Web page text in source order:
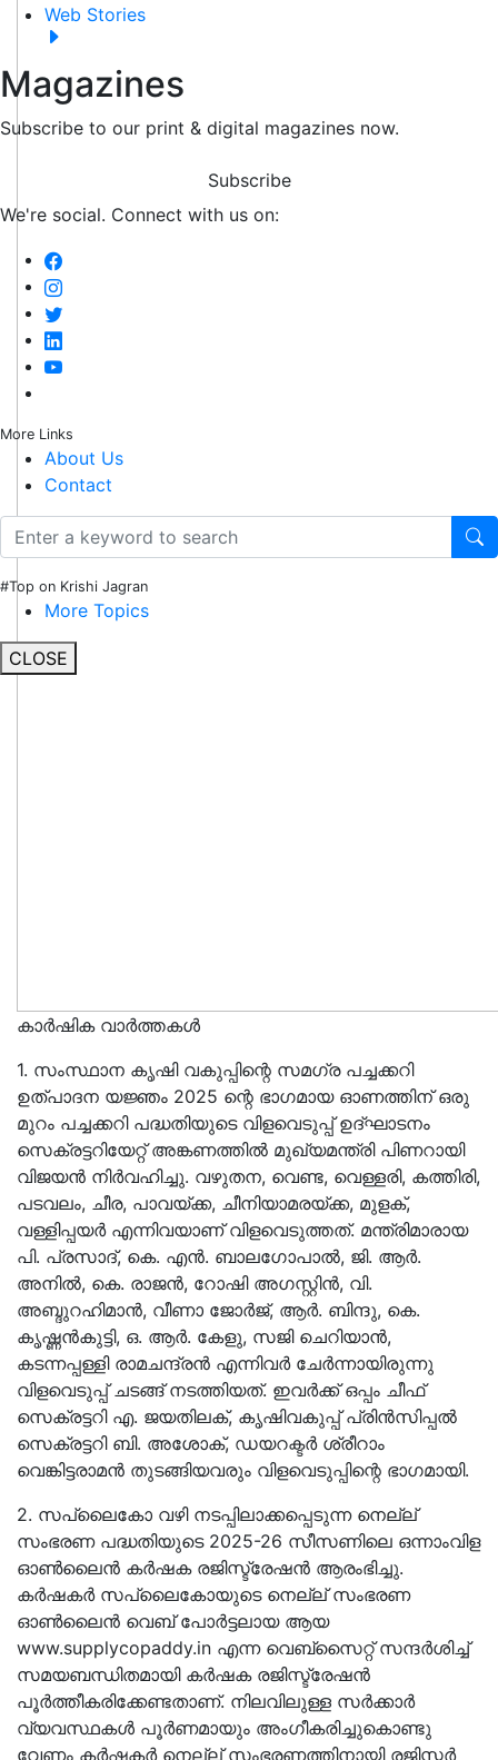
Web Stories
Magazines
Subscribe to our print & digital magazines now.
Subscribe
We're social. Connect with us on:
More Links
About Us
Contact
#Top on Krishi Jagran
More Topics
CLOSE
കാർഷിക വാർത്തകൾ
1. സംസ്ഥാന കൃഷി വകുപ്പിന്റെ സമഗ്ര പച്ചക്കറി
ഉത്പാദന യജ്ഞം 2025 ന്റെ ഭാഗമായ ഓണത്തിന് ഒരു
മുറം പച്ചക്കറി പദ്ധതിയുടെ വിളവെടുപ്പ് ഉദ്ഘാടനം
സെക്രട്ടറിയേറ്റ് അങ്കണത്തിൽ മുഖ്യമന്ത്രി പിണറായി
വിജയൻ നിർവഹിച്ചു. വഴുതന, വെണ്ട, വെള്ളരി, കത്തിരി,
പടവലം, ചീര, പാവയ്ക്ക, ചീനിയാമരയ്ക്ക, മുളക്,
വള്ളിപ്പയർ എന്നിവയാണ് വിളവെടുത്തത്. മന്ത്രിമാരായ
പി. പ്രസാദ്, കെ. എൻ. ബാലഗോപാൽ, ജി. ആർ.
അനിൽ, കെ. രാജൻ, റോഷി അഗസ്റ്റിൻ, വി.
അബ്ദുറഹിമാൻ, വീണാ ജോർജ്, ആർ. ബിന്ദു, കെ.
കൃഷ്ണൻകുട്ടി, ഒ. ആർ. കേളു, സജി ചെറിയാൻ,
കടന്നപ്പള്ളി രാമചന്ദ്രൻ എന്നിവർ ചേർന്നായിരുന്നു
വിളവെടുപ്പ് ചടങ്ങ് നടത്തിയത്. ഇവർക്ക് ഒപ്പം ചീഫ്
സെക്രട്ടറി എ. ജയതിലക്, കൃഷിവകുപ്പ് പ്രിൻസിപ്പൽ
സെക്രട്ടറി ബി. അശോക്, ഡയറക്ടർ ശ്രീറാം
വെങ്കിട്ടരാമൻ തുടങ്ങിയവരും വിളവെടുപ്പിന്റെ ഭാഗമായി.
2. സപ്ലൈകോ വഴി നടപ്പിലാക്കപ്പെടുന്ന നെല്ല്
സംഭരണ പദ്ധതിയുടെ 2025-26 സീസണിലെ ഒന്നാംവിള
ഓൺലൈൻ കർഷക രജിസ്ട്രേഷന്‍ ആരംഭിച്ചു.
കർഷകർ സപ്ലൈകോയുടെ നെല്ല് സംഭരണ
ഓൺലൈൻ വെബ് പോർട്ടലായ ആയ
www.supplycopaddy.in എന്ന വെബ്സൈറ്റ് സന്ദർശിച്ച്
സമയബന്ധിതമായി കർഷക രജിസ്ട്രേഷന്‍
പൂര്‍ത്തീകരിക്കേണ്ടതാണ്. നിലവിലുള്ള സർക്കാർ
വ്യവസ്ഥകള്‍ പൂർണമായും അംഗീകരിച്ചുകൊണ്ടു
വേണം കർഷകർ നെല്ല് സംഭരണത്തിനായി രജിസ്റ്റര്‍